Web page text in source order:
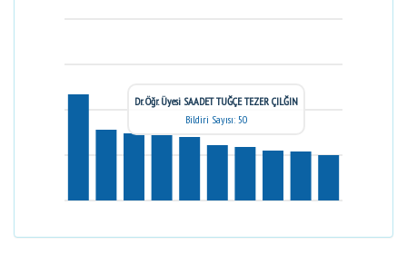
Dr. Öğr. Üyesi SAADET TUĞÇE TEZER ÇILĞIN
Bildiri Sayısı: 50